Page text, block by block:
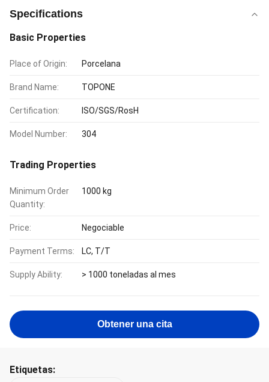
Specifications
Basic Properties
Place of Origin: Porcelana
Brand Name: TOPONE
Certification: ISO/SGS/RosH
Model Number: 304
Trading Properties
Minimum Order
Quantity:
1000 kg
Price: Negociable
Payment Terms: LC, T/T
Supply Ability: > 1000 toneladas al mes
Obtener una cita
Etiquetas: